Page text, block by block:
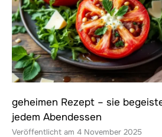
geheimen Rezept – sie
jedem Abendessen
4 November 2025